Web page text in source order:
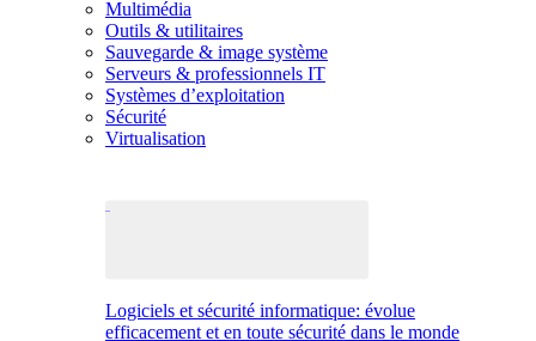
Multimédia
Outils & utilitaires
Sauvegarde & image système
Serveurs & professionnels IT
Systèmes d’exploitation
Sécurité
Virtualisation
Logiciels et sécurité informatique: évolue
efficacement et en toute sécurité dans le monde